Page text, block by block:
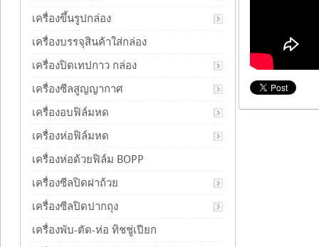
เครื่องขึ้นรูปกล่อง
เครื่องบรรจุสินค้าใส่กล่อง
เครื่องปิดเทปกาว กล่อง
เครื่องซีลสูญญากาศ
เครื่องอบฟิล์มหด
เครื่องห่อฟิล์มหด
เครื่องห่อด้วยฟิล์ม BOPP
เครื่องซีลปิดฝาถ้วย
เครื่องซีลปิดปากถุง
เครื่องพับ-ตัด-ห่อ ทิชชู่เปียก